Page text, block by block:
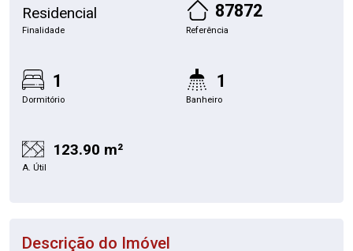
Residencial
Finalidade
87872
Referência
1
Dormitório
1
Banheiro
123.90 m²
A. Útil
Descrição do Imóvel